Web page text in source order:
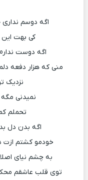
اگه دوسم
کی بهت
اگه دوست
منی که هزار دفعه
نزدیک
نمیدنی
تحملم
اگه بدن دل
خودمو کشتم ازت
به چشم نیای
توی قلب عاشقم